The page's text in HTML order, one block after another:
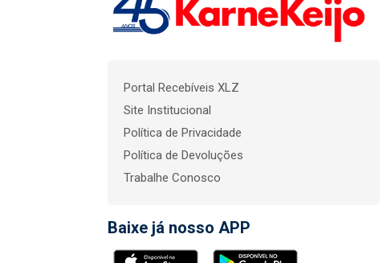
Portal Recebíveis XLZ
Site Institucional
Política de Privacidade
Política de Devoluções
Trabalhe Conosco
Baixe já nosso APP